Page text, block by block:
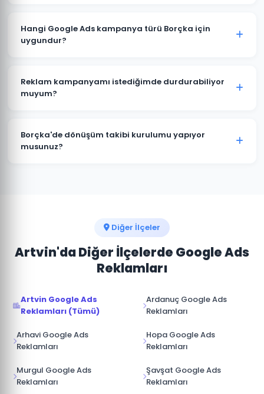
aylık reklam bütçesi 2.000 TL'dir. Sektörünüz ve
rekabete göre bu rakam değişebilir. Ücretsiz bütçe
Hangi Google Ads kampanya türü Borçka için
uygundur?
hizmet işletmeleri için Arama Ağı ve Yerel
Kampanyalar, e-ticaret için Alışveriş Kampanyaları,
Reklam kampanyamı istediğimde durdurabiliyor
muyum?
istediğiniz zaman duraklatabilir veya
sonlandırabilirsiniz. Kampanya durdurulduğunda
Borçka'de dönüşüm takibi kurulumu yapıyor
musunuz?
Diğer İlçeler
Artvin'da Diğer İlçelerde Google Ads
Reklamları
Artvin Google Ads
Reklamları (Tümü)
Ardanuç Google Ads
Reklamları
Arhavi Google Ads
Reklamları
Hopa Google Ads
Reklamları
Murgul Google Ads
Reklamları
Şavşat Google Ads
Reklamları